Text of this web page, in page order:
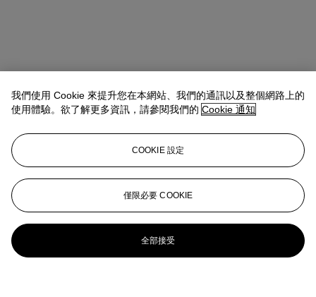
我們使用 Cookie 來提升您在本網站、我們的通訊以及整個網路上的
使用體驗。欲了解更多資訊，請參閱我們的 Cookie 通知
COOKIE 設定
僅限必要 COOKIE
全部接受